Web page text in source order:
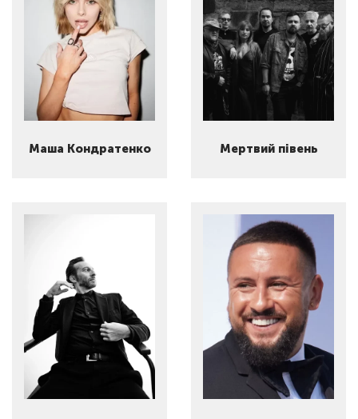
Маша Кондратенко Мертвий півень